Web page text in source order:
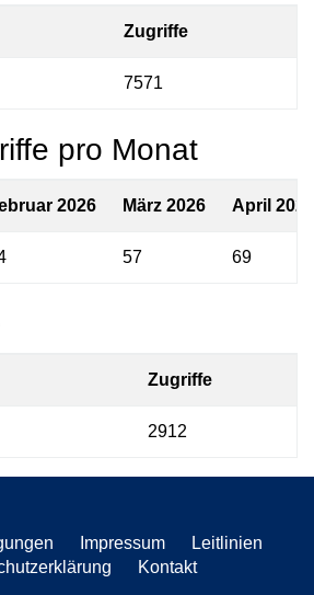
Zugriffe
7571
pro Monat
2026 März 2026 April 2026
57 69
Zugriffe
2912
Impressum
Leitlinien
Kontakt